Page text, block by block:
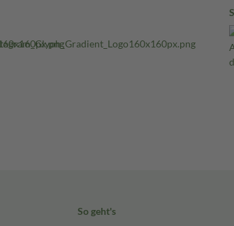
So geht's